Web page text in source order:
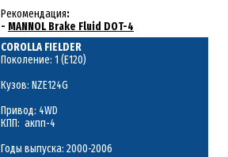
Рекомендация:
- MANNOL Brake Fluid DOT-4
COROLLA FIELDER
Поколение: 1 (E120)
Кузов: NZE124G
Привод: 4WD
КПП: акпп-4
Годы выпуска: 2000-2006